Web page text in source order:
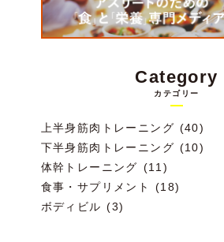
Category
カテゴリー
上半身筋肉トレーニング (40)
下半身筋肉トレーニング (10)
体幹トレーニング (11)
食事・サプリメント (18)
ボディビル (3)